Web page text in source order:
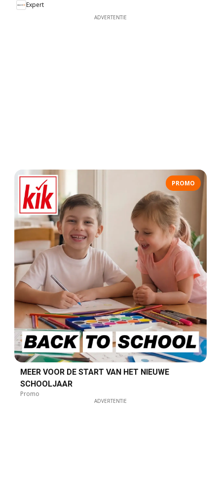
Expert
ADVERTENTIE
PROMO
MEER VOOR DE START VAN HET NIEUWE
SCHOOLJAAR
Promo
ADVERTENTIE